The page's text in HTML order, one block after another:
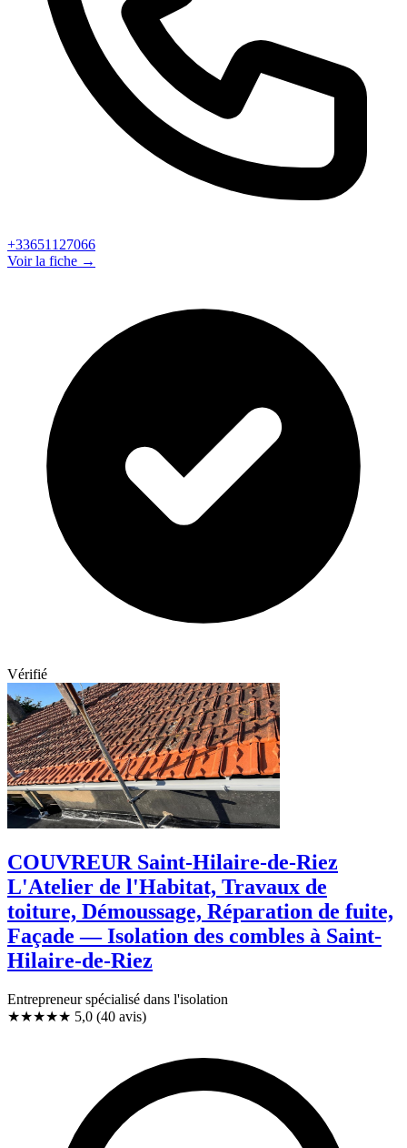
+33651127066
Voir la fiche →
Vérifié
COUVREUR Saint-Hilaire-de-Riez
L'Atelier de l'Habitat, Travaux de
toiture, Démoussage, Réparation de fuite,
Façade — Isolation des combles à Saint-
Hilaire-de-Riez
Entrepreneur spécialisé dans l'isolation
★★★★★ 5,0 (40 avis)